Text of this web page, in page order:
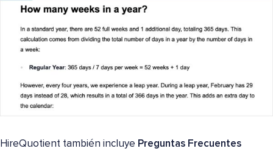
HireQuotient también incluye Preguntas Frecuentes